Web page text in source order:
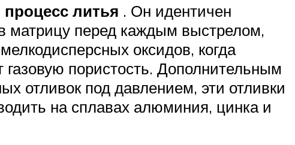
литья . Он идентичен
матрицу перед каждым выстрелом,
оксидов, когда
газовую пористость. Дополнительным
отливок под давлением, эти отливки
на сплавах алюминия, цинка и